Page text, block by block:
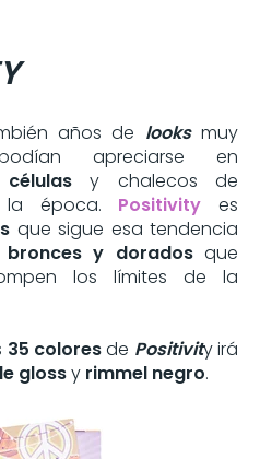
años de looks muy
apreciarse en
y chalecos de
época. Positivity
es
que sigue esa tendencia
bronces y dorados que
los límites de la
35 coloresde Positivity irá
glossy rimmel negro.